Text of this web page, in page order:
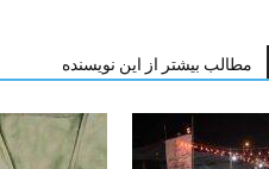
مطالب بیشتر از این نویسنده